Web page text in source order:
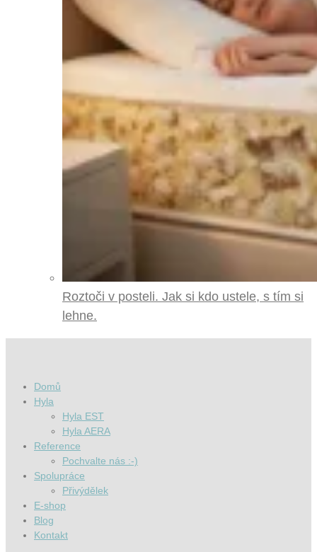
Roztoči v posteli. Jak si kdo ustele, s tím si
lehne.
Domů
Hyla
Hyla EST
Hyla AERA
Reference
Pochvalte nás :-)
Spolupráce
Přivýdělek
E-shop
Blog
Kontakt